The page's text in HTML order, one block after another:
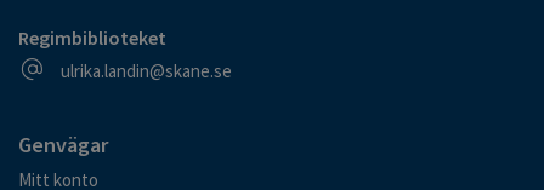
Regimbiblioteket
E-postadress
ulrika.landin@skane.se
Genvägar
Mitt konto